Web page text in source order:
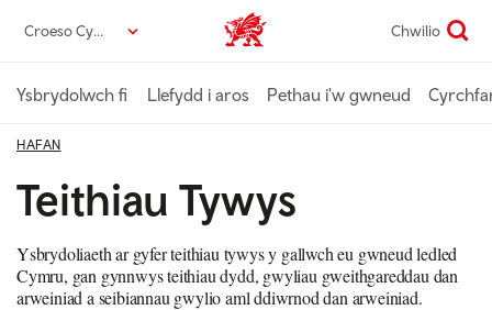
gynnwys
Croeso Cymru Croeso Cymru home Chwilio
Ysbrydolwch fi Llefydd i aros Pethau i'w gwneud
HAFAN
Teithiau Tywys
Ysbrydoliaeth ar gyfer teithiau tywys y gallwch eu gwneud ledled
Cymru, gan gynnwys teithiau dydd, gwyliau gweithgareddau dan
arweiniad a seibiannau gwylio aml ddiwrnod dan arweiniad.